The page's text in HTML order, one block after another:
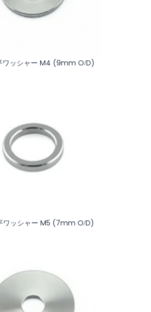
ワッシャー M4 (9mm O/D)
ワッシャー M5 (7mm O/D)